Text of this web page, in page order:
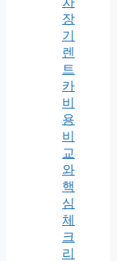
장
기
렌
트
카
비
용
비
교
와
핵
심
체
크
리